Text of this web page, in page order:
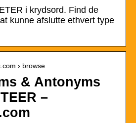
i krydsord. Find de
kunne afslutte ethvert type
› browse
& Antonyms
–